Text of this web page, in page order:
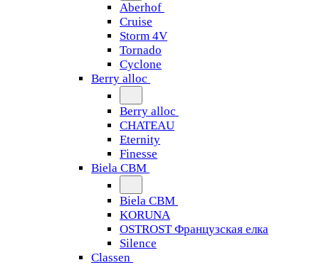
Aberhof
Cruise
Storm 4V
Tornado
Сyclone
Berry alloc
Berry alloc
CHATEAU
Eternity
Finesse
Biela CBM
Biela CBM
KORUNA
OSTROST Французская елка
Silence
Classen